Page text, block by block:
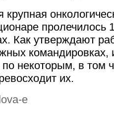
пролечилось
Как утверждают
командировках,
некоторым, в том
их.
e